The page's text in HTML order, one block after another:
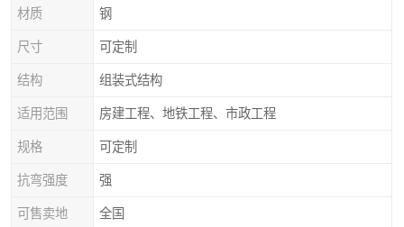
材质 钢
尺寸 可定制
结构 组装式结构
适用范围 房建工程、地铁工程、市政工程
规格 可定制
抗弯强度 强
可售卖地 全国